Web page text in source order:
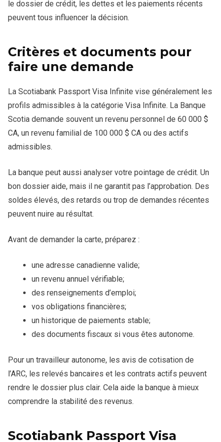
le dossier de crédit, les dettes et les paiements récents
peuvent tous influencer la décision.
Critères et documents pour
faire une demande
La Scotiabank Passport Visa Infinite vise généralement les
profils admissibles à la catégorie Visa Infinite. La Banque
Scotia demande souvent un revenu personnel de 60 000 $
CA, un revenu familial de 100 000 $ CA ou des actifs
admissibles.
La banque peut aussi analyser votre pointage de crédit. Un
bon dossier aide, mais il ne garantit pas l’approbation. Des
soldes élevés, des retards ou trop de demandes récentes
peuvent nuire au résultat.
Avant de demander la carte, préparez :
une adresse canadienne valide;
un revenu annuel vérifiable;
des renseignements d’emploi;
vos obligations financières;
un historique de paiements stable;
des documents fiscaux si vous êtes autonome.
Pour un travailleur autonome, les avis de cotisation de
l’ARC, les relevés bancaires et les contrats actifs peuvent
rendre le dossier plus clair. Cela aide la banque à mieux
comprendre la stabilité des revenus.
Scotiabank Passport Visa